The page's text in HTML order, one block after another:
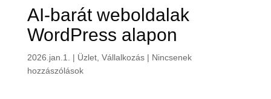
AI-barát weboldalak
WordPress alapon
2026.jan.1. | Üzlet, Vállalkozás| Nincsenek
hozzászólások